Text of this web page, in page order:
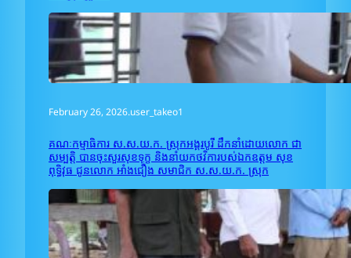
February 26, 2026.user_takeo1
គណៈកម្មាធិការ ស.ស.យ.ក. ស្រុកអង្គរបូរី ដឹកនាំដោយលោក ជា
សម្បត្តិ បានចុះសួរសុខទុក្ខ និងនាំយកថវិការបស់ឯកឧត្តម សុខ
ពុទ្ធិវុធ ជូនលោក អាំង​ជឿង សមាជិក ស.ស.យ.ក. ស្រុក